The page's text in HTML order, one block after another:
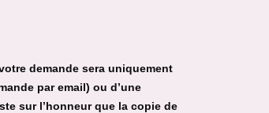
demande sera uniquement
par email) ou d’une
sur l’honneur que la copie de